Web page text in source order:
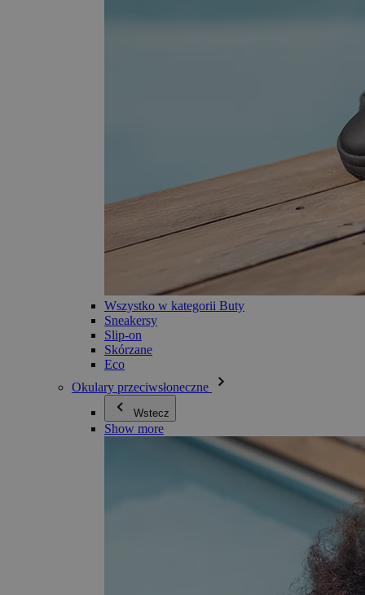
Wszystko w kategorii Buty
Sneakersy
Slip-on
Skórzane
Eco
Okulary przeciwsłoneczne
Wstecz
Show more